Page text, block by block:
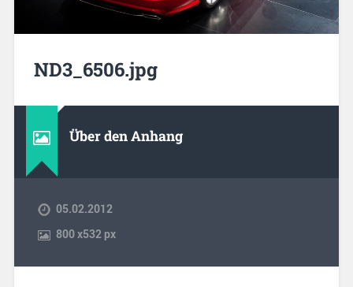
ND3_6506.jpg
Über den Anhang
05.02.2012
800x532 px